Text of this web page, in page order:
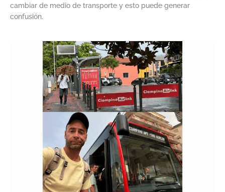
cambiar de medio de transporte y esto puede generar
confusión.